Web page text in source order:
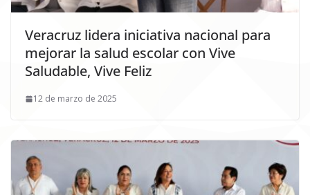
Veracruz lidera iniciativa nacional para
mejorar la salud escolar con Vive
Saludable, Vive Feliz
12 de marzo de 2025